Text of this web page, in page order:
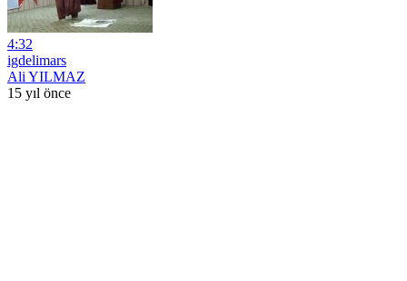
4:32
igdelimars
Ali YILMAZ
15 yıl önce